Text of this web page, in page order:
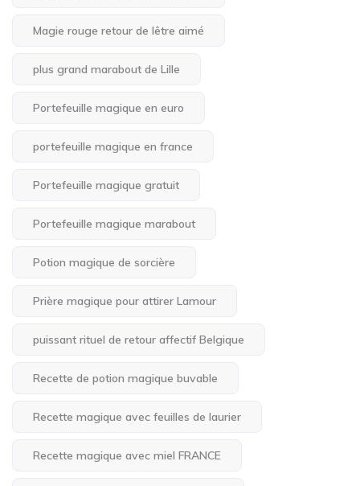
Magie rouge retour de lêtre aimé
plus grand marabout de Lille
Portefeuille magique en euro
portefeuille magique en france
Portefeuille magique gratuit
Portefeuille magique marabout
Potion magique de sorcière
Prière magique pour attirer Lamour
puissant rituel de retour affectif Belgique
Recette de potion magique buvable
Recette magique avec feuilles de laurier
Recette magique avec miel FRANCE